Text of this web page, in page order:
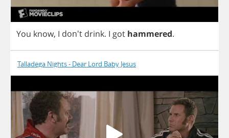
You know, I don't drink. I got hammered.
Talladega Nights - Dear Lord Baby Jesus